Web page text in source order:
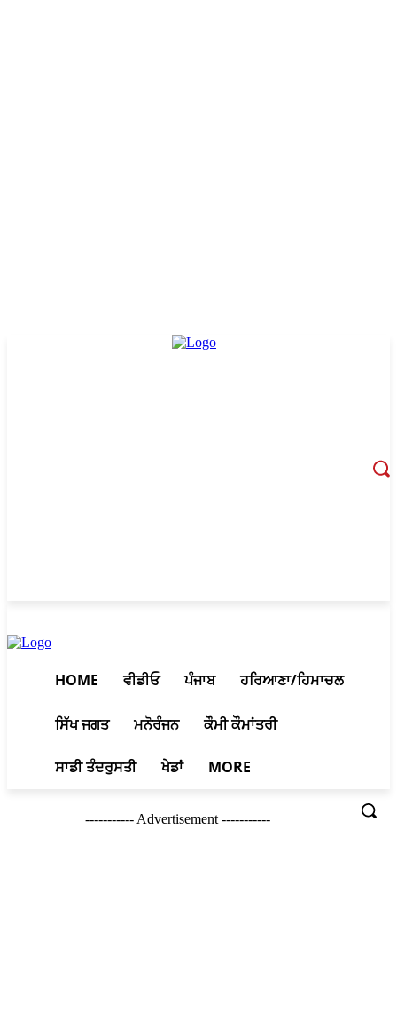
HOME ਵੀਡੀਓ ਪੰਜਾਬ ਹਰਿਆਣਾ/ਹਿਮਾਚਲ
ਸਿੱਖ ਜਗਤ ਮਨੋਰੰਜਨ ਕੌਮੀ ਕੌਮਾਂਤਰੀ
ਸਾਡੀ ਤੰਦਰੁਸਤੀ ਖੇਡਾਂ MORE
----------- Advertisement -----------